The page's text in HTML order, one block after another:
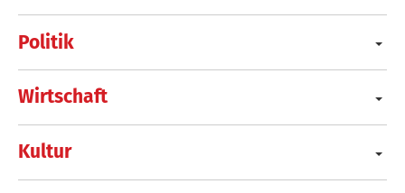
Politik
Wirtschaft
Kultur